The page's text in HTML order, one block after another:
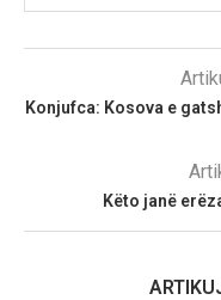
Konjufca: Kosova e
Këto janë